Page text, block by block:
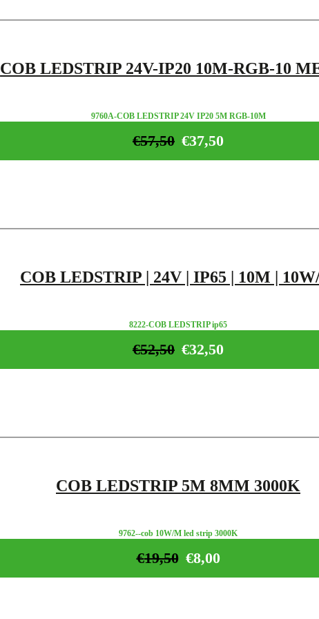
COB LEDSTRIP 24V-IP20 10M-RGB-10
9760A-COB LEDSTRIP 24V IP20 5M RGB-10M
€37,50
€57,50
COB LEDSTRIP | 24V | IP65 | 10M |
8222-COB LEDSTRIP ip65
€32,50
€52,50
COB LEDSTRIP 5M 8MM 3000K
9762--cob 10W/M led strip 3000K
€8,00
€19,50